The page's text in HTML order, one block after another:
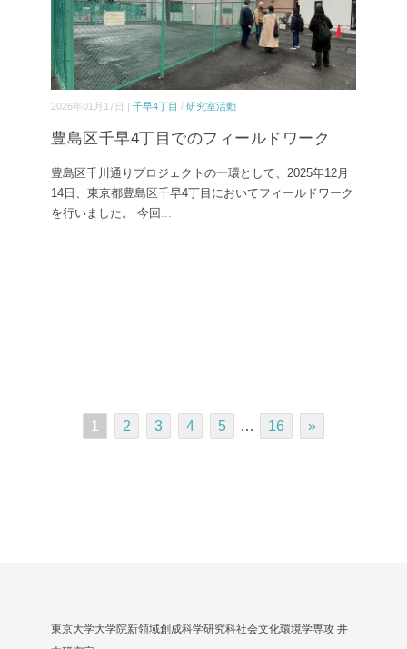
2026年01月17日 | 千早4丁目 / 研究室活動
豊島区千早4丁目でのフィールドワーク
豊島区千川通りプロジェクトの一環として、2025年12月
14日、東京都豊島区千早4丁目においてフィールドワーク
を行いました。 今回
1 2 3 4 5 … 16 »
東京大学大学院新領域創成科学研究科社会文化環境学専攻 井